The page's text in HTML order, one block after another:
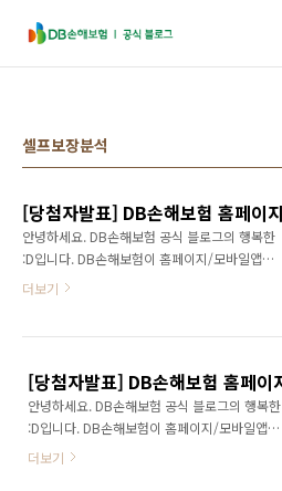
셀프보장분석
안녕하세요. DB손해보험 공식 블로그의 행복한
:D입니다. DB손해보험이 홈페이지/모바일앱을
리뉴얼한 기념으로 ~6/21(일)까지 'ALL NEW
그럼 DB손해보험과 함께 셀프 보장분석으로 보
험도 분석하고, 경품에도 당첨된 마지막 행운의
당첨자를 안내해 드릴게요! 당첨되신 분들 모두
진심으로 축하드립니다 :D 조*학 010-
더보기
안녕하세요. DB손해보험 공식 블로그의 행복한
:D입니다. DB손해보험이 홈페이지/모바일앱을
리뉴얼한 기념으로 ~6/21(일)까지 'ALL NEW
더보기